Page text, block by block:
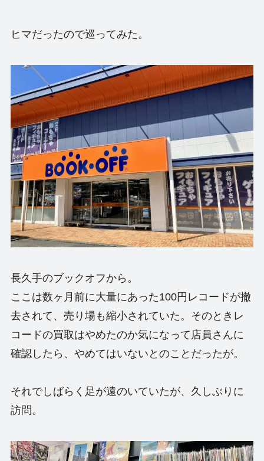
ヒマだったので巡ってみた。
長久手のブックオフから。
ここは数ヶ月前に大量にあった100円レコードが撤
去されて、売り場も縮小されていた。そのときレ
コードの買取はやめたのか気になって店員さんに
確認したら、やめてはいないとのことだったが。
それでしばらく足が遠のいていたが、久しぶりに
訪問。